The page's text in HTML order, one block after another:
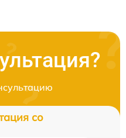
со